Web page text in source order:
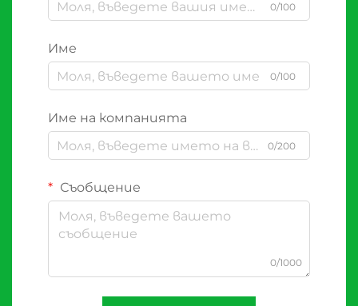
0/100
Име
0/100
Име на компанията
0/200
Съобщение
0/1000